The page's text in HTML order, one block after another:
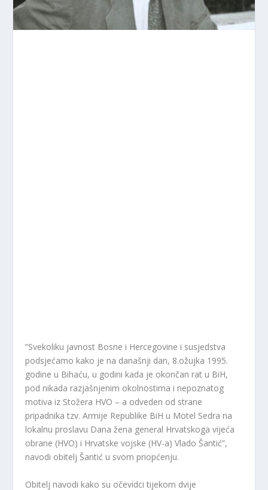
”Svekoliku javnost Bosne i Hercegovine i susjedstva
podsjećamo kako je na današnji dan, 8.ožujka 1995.
godine u Bihaću, u godini kada je okončan rat u BiH,
pod nikada razjašnjenim okolnostima i nepoznatog
motiva iz Stožera HVO – a odveden od strane
pripadnika tzv. Armije Republike BiH u Motel Sedra na
lokalnu proslavu Dana žena general Hrvatskoga vijeća
obrane (HVO) i Hrvatske vojske (HV-a) Vlado Šantić”,
navodi obitelj Šantić u svom priopćenju.
Obitelj navodi kako su očevidci tijekom dvije